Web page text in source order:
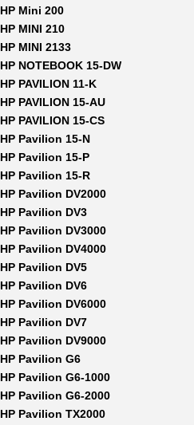
HP Mini 200
HP MINI 210
HP MINI 2133
HP NOTEBOOK 15-DW
HP PAVILION 11-K
HP PAVILION 15-AU
HP PAVILION 15-CS
HP Pavilion 15-N
HP Pavilion 15-P
HP Pavilion 15-R
HP Pavilion DV2000
HP Pavilion DV3
HP Pavilion DV3000
HP Pavilion DV4000
HP Pavilion DV5
HP Pavilion DV6
HP Pavilion DV6000
HP Pavilion DV7
HP Pavilion DV9000
HP Pavilion G6
HP Pavilion G6-1000
HP Pavilion G6-2000
HP Pavilion TX2000